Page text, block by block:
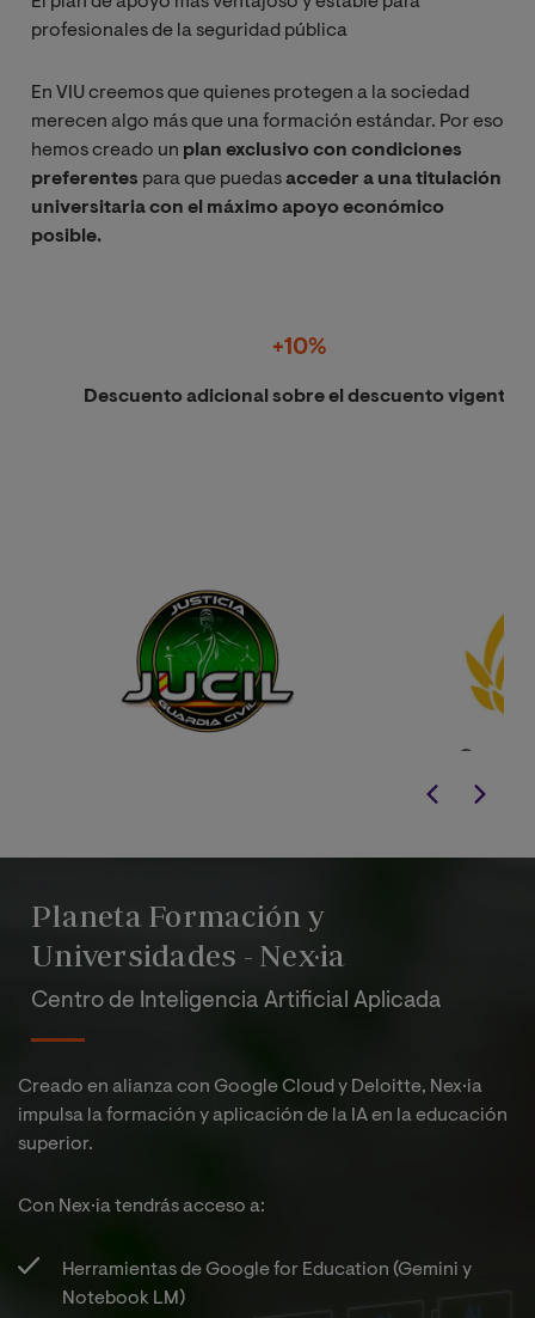
profesionales de la seguridad pública
En VIU creemos que quienes protegen a la sociedad
merecen algo más que una formación estándar. Por eso
hemos creado un plan exclusivo con condiciones
preferentes para que puedasacceder a una titulación
universitaria con el máximo apoyo económico
posible.
+10%
Descuento adicional sobre el descuento vigente
Planeta Formación y
Universidades - Nex·ia
Centro de Inteligencia Artificial Aplicada
Creado en alianza con Google Cloud y Deloitte, Nex·ia
impulsa la formación y aplicación de la IA en la educación
superior.
Con Nex·ia tendrás acceso a:​
Herramientas de Google for Education (Gemini y
Notebook LM)​